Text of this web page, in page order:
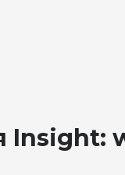
Insight: